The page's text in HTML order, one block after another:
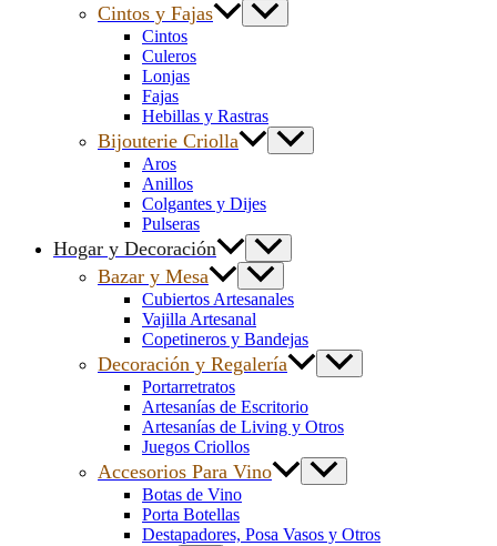
Cintos y Fajas
Cintos
Culeros
Lonjas
Fajas
Hebillas y Rastras
Bijouterie Criolla
Aros
Anillos
Colgantes y Dijes
Pulseras
Hogar y Decoración
Bazar y Mesa
Cubiertos Artesanales
Vajilla Artesanal
Copetineros y Bandejas
Decoración y Regalería
Portarretratos
Artesanías de Escritorio
Artesanías de Living y Otros
Juegos Criollos
Accesorios Para Vino
Botas de Vino
Porta Botellas
Destapadores, Posa Vasos y Otros